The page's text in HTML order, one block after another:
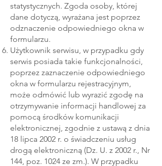
statystycznych. Zgoda osoby, której
dane dotyczą, wyrażana jest poprzez
odznaczenie odpowiedniego okna w
formularzu.
Użytkownik serwisu, w przypadku gdy
serwis posiada takie funkcjonalności,
poprzez zaznaczenie odpowiedniego
okna w formularzu rejestracyjnym,
może odmówić lub wyrazić zgodę na
otrzymywanie informacji handlowej za
pomocą środków komunikacji
elektronicznej, zgodnie z ustawą z dnia
18 lipca 2002 r. o świadczeniu usług
drogą elektroniczną (Dz. U. z 2002 r., Nr
144, poz. 1024 ze zm.). W przypadku